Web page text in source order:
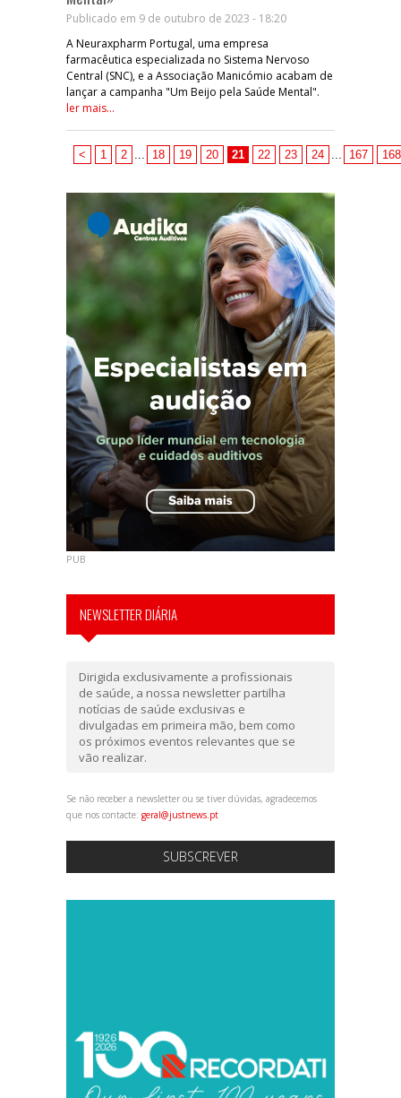
Publicado em 9 de outubro de 2023 - 18:20
A Neuraxpharm Portugal, uma empresa
farmacêutica especializada no Sistema Nervoso
Central (SNC), e a Associação Manicómio acabam de
lançar a campanha "Um Beijo pela Saúde Mental".
ler mais...
< 1 2 18 19 20 21 22 23 24 167 168
PUB
NEWSLETTER DIÁRIA
Dirigida exclusivamente a profissionais
de saúde, a nossa newsletter partilha
notícias de saúde exclusivas e
divulgadas em primeira mão, bem como
os próximos eventos relevantes que se
vão realizar.
Se não receber a newsletter ou se tiver dúvidas, agradecemos
que nos contacte: geral@justnews.pt
SUBSCREVER